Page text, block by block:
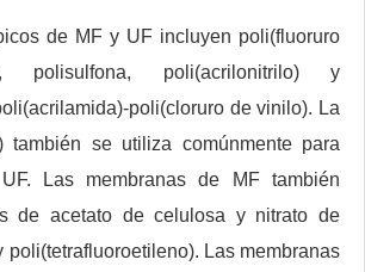
de MF y UF incluyen poli(fluoruro
polisulfona, poli(acrilonitrilo) y
poli(cloruro de vinilo). La
también se utiliza comúnmente para
Las membranas de MF también
de acetato de celulosa y nitrato de
poli(tetrafluoroetileno). Las membranas